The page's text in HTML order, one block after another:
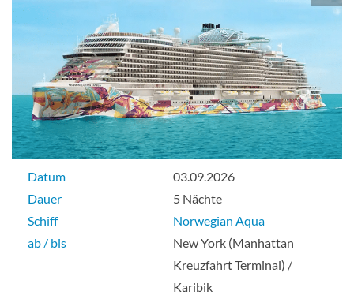
Balkonkabine
Familie Innen Kabine-[I4]
Deck 05
Innenkabine
Datum
03.09.2026
Dauer
5 Nächte
Schiff
Norwegian Aqua
ab / bis
New York (Manhattan
Kreuzfahrt Terminal) /
Karibik